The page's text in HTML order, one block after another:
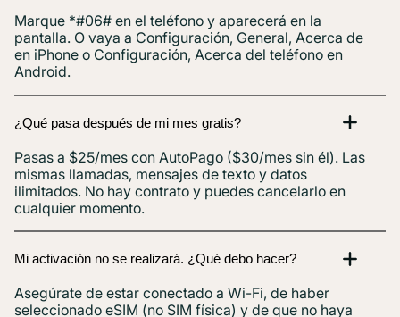
Marque *#06# en el teléfono y aparecerá en la
pantalla. O vaya a Configuración, General, Acerca de
en iPhone o Configuración, Acerca del teléfono en
Android.
¿Qué pasa después de mi mes gratis?
Pasas a $25/mes con AutoPago ($30/mes sin él). Las
mismas llamadas, mensajes de texto y datos
ilimitados. No hay contrato y puedes cancelarlo en
cualquier momento.
Mi activación no se realizará. ¿Qué debo hacer?
Asegúrate de estar conectado a Wi-Fi, de haber
seleccionado eSIM (no SIM física) y de que no haya